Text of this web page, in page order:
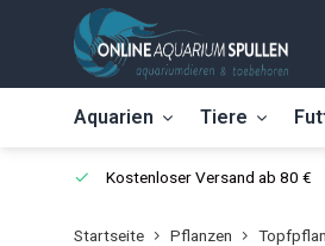
Aquarien Tiere
Kostenloser Versand ab 80 €
Startseite Pflanzen